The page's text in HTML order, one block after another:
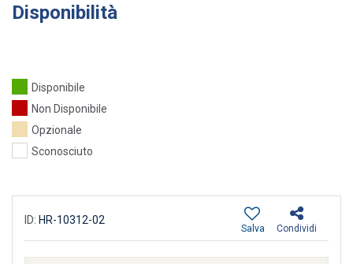
Disponibilità
Disponibile
Non Disponibile
Opzionale
Sconosciuto
ID: HR-10312-02
Condividi
Salva